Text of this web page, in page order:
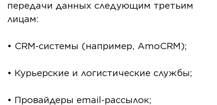
передачи данных следующим третьим
лицам:
• CRM-системы (например, AmoCRM);
• Курьерские и логистические службы;
• Провайдеры email-рассылок;